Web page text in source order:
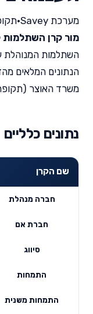
מערכת Savey •תקופת
מור קרן השתלמות
השתלמות המנוהלת
הנתונים המלאים
משרד האוצר (תקופת דיווח
נתונים כלליים
שם הקרן
חברה מנהלת
חברת אם
סיווג
התמחות
התמחות משנית